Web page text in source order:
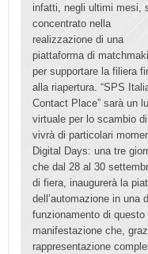
infatti, negli ultimi mesi,
concentrato nella
realizzazione di una
piattaforma di
per supportare la filiera
alla riapertura. “SPS
Contact Place” sarà un
virtuale per lo scambio
vivrà di particolari
Digital Days: una tre
che dal 28 al 30
di fiera, inaugurerà la
dell’automazione in una
funzionamento di
manifestazione che,
rappresentazione